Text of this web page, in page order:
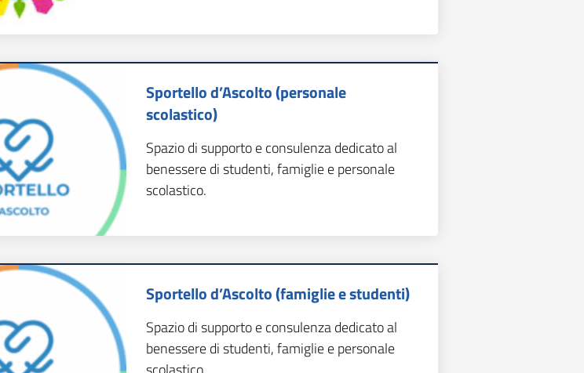
Sportello d’Ascolto (personale
scolastico)
Spazio di supporto e consulenza dedicato al
benessere di studenti, famiglie e personale
scolastico.
Sportello d’Ascolto (famiglie e studenti)
Spazio di supporto e consulenza dedicato al
benessere di studenti, famiglie e personale